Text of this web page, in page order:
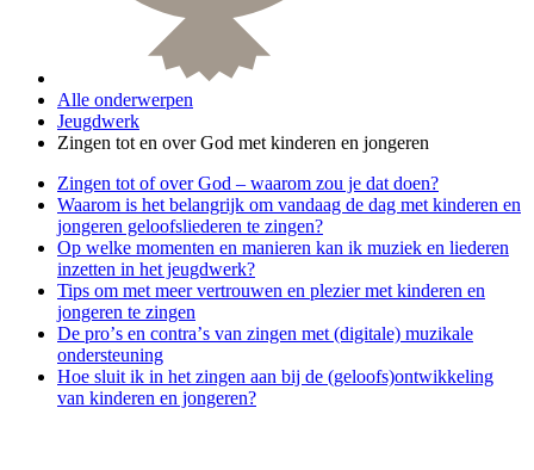
Alle onderwerpen
Jeugdwerk
Zingen tot en over God met kinderen en jongeren
Zingen tot of over God – waarom zou je dat doen?
Waarom is het belangrijk om vandaag de dag met kinderen en
jongeren geloofsliederen te zingen?
Op welke momenten en manieren kan ik muziek en liederen
inzetten in het jeugdwerk?
Tips om met meer vertrouwen en plezier met kinderen en
jongeren te zingen
De pro’s en contra’s van zingen met (digitale) muzikale
ondersteuning
Hoe sluit ik in het zingen aan bij de (geloofs)ontwikkeling
van kinderen en jongeren?